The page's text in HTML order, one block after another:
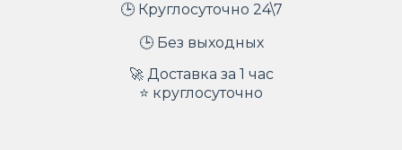
🕒 Круглосуточно 24\7
🕒 Без выходных
🚀 Доставка за 1 час
⭐ круглосуточно